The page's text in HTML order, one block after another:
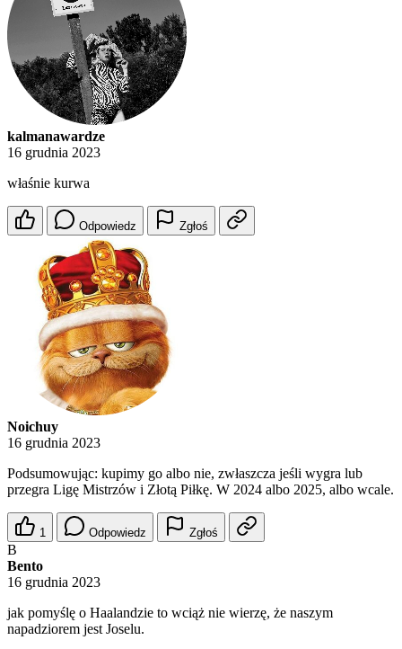
kalmanawardze
16 grudnia 2023
właśnie kurwa
Odpowiedz Zgłoś
Noichuy
16 grudnia 2023
Podsumowując: kupimy go albo nie, zwłaszcza jeśli wygra lub
przegra Ligę Mistrzów i Złotą Piłkę. W 2024 albo 2025, albo wcale.
1 Odpowiedz Zgłoś
B
Bento
16 grudnia 2023
jak pomyślę o Haalandzie to wciąż nie wierzę, że naszym
napadziorem jest Joselu.